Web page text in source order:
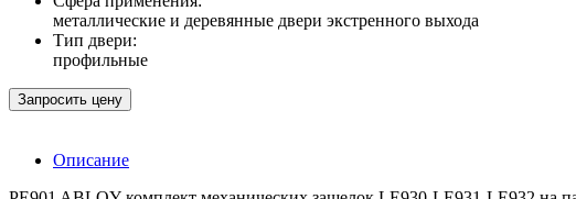
металлические и деревянные двери экстренного выхода
Тип двери:
профильные
Запросить цену
Описание